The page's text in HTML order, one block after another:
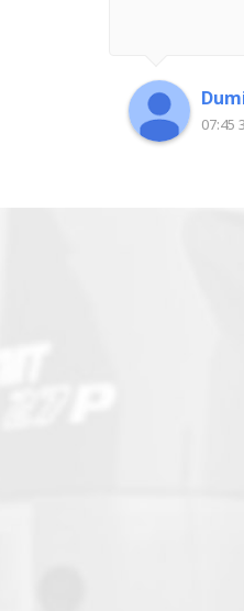
07:45